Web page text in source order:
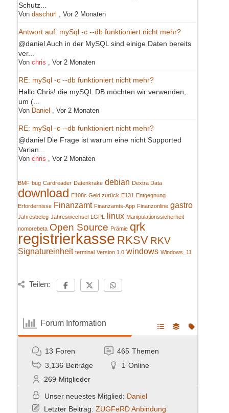
Schutz...
Von daschurl Vor 2 Monaten
Antwort auf: mySql -c --db funktioniert nicht mehr?
@daniel Auch in der MySQL sind einige Daten bereits
ver...
Von chris Vor 2 Monaten
RE: mySql -c --db funktioniert nicht mehr?
Hallo Chris! die mySQL DB möchten wir verwenden,
um (...
Von Daniel Vor 2 Monaten
RE: mySql -c --db funktioniert nicht mehr?
@daniel Die Frage ist warum eine nicht Supported
Varian...
Von chris Vor 2 Monaten
BMF bug Cardreader Datenkrake debian Dextra Data
download E108c Geld zurück E131 Entgegnung
Erfordernisse Finanzamt Finanzamts-App Finanzonline gastro
Jahresbeleg Jahreswechsel LGPL linux Manipulationssicherheit
nomorebeta Open Source Prämie qrk
registrierkasse RKSV RKV
Signatureinheit terminal Version 1.0 windows Windows_11
Teilen:
Forum Information
13 Foren 465 Themen
3,136 Beiträge 1 Online
269 Mitglieder
Unser neuestes Mitglied: Daniel
Letzter Beitrag: ZUGFeRD Anbindung